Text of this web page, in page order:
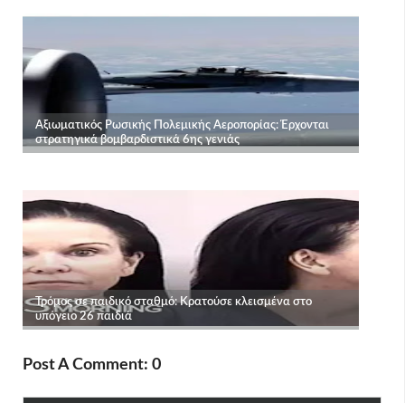
Post A Comment: 0